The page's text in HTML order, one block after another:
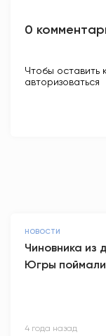
0
Чтобы оставить
авторизоваться
НОВОСТИ
Чиновника
Югры поймали
4 года назад